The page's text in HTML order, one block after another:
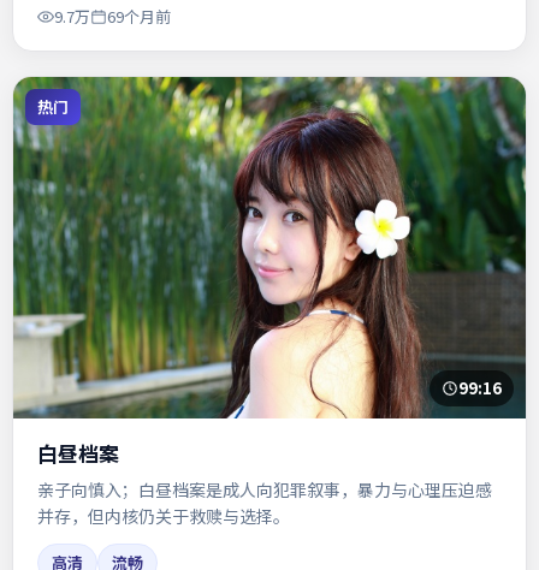
9.7万
69个月前
热门
99:16
白昼档案
亲子向慎入；白昼档案是成人向犯罪叙事，暴力与心理压迫感
并存，但内核仍关于救赎与选择。
高清 流畅